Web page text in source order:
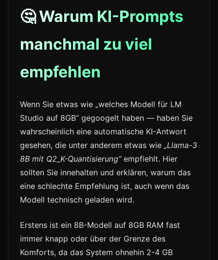
🤔 Warum KI-Prompts
manchmal zu viel
empfehlen
Wenn Sie etwas wie „welches Modell für LM
Studio auf 8GB“ gegoogelt haben — haben Sie
wahrscheinlich eine automatische KI-Antwort
gesehen, die unter anderem etwas wie „Llama-3
8B mit Q2_K-Quantisierung“empfiehlt. Hier
sollten Sie innehalten und erklären, warum das
eine schlechte Empfehlung ist, auch wenn das
Modell technisch geladen wird.
Erstens ist ein 8B-Modell auf 8GB RAM fast
immer knapp oder über der Grenze des
Komforts, da das System ohnehin 2-4 GB